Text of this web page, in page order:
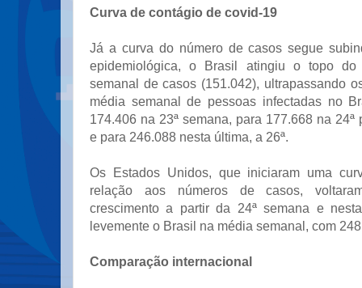
Curva de contágio de covid-19
Já a curva do número de casos segue
epidemiológica, o Brasil atingiu o topo do
semanal de casos (151.042), ultrapassando
média semanal de pessoas infectadas no
174.406 na 23ª semana, para 177.668 na 24ª
e para 246.088 nesta última, a 26ª.
Os Estados Unidos, que iniciaram uma
relação aos números de casos,
crescimento a partir da 24ª semana e
levemente o Brasil na média semanal, com
Comparação internacional